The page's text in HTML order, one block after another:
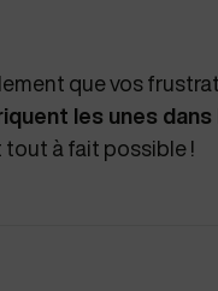
que vos
les unes dans
à fait possible !